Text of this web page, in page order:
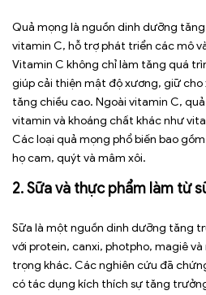
Quả mọng là nguồn dinh dưỡng
vitamin C, hỗ trợ phát triển các mô
Vitamin C không chỉ làm tăng quá
giúp cải thiện mật độ xương, giữ
tăng chiều cao. Ngoài vitamin C,
vitamin và khoáng chất khác như
Các loại quả mọng phổ biến bao
họ cam, quýt và mâm xôi.
2. Sữa và thực phẩm làm từ
Sữa là một nguồn dinh dưỡng tăng
với protein, canxi, photpho, magiê
trọng khác. Các nghiên cứu đã
có tác dụng kích thích sự tăng